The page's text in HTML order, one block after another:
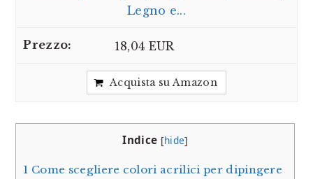
Legno e...
18,04 EUR
Acquista su Amazon
Indice [hide]
1 Come scegliere colori acrilici per dipingere